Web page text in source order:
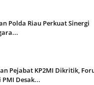
Polda Riau Perkuat Sinergi
Pejabat KP2MI Dikritik,
Desak...